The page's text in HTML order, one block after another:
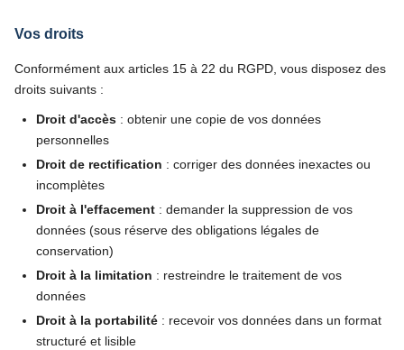
Vos droits
Conformément aux articles 15 à 22 du RGPD, vous disposez des
droits suivants :
Droit d'accès : obtenir une copie de vos données
personnelles
Droit de rectification : corriger des données inexactes ou
incomplètes
Droit à l'effacement : demander la suppression de vos
données (sous réserve des obligations légales de
conservation)
Droit à la limitation : restreindre le traitement de vos
données
Droit à la portabilité : recevoir vos données dans un format
structuré et lisible